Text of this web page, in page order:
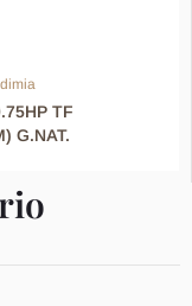
TF
G.NAT.